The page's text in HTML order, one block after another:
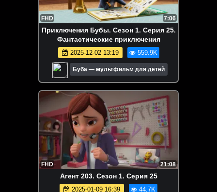
FHD 7:06
Приключения Бубы. Сезон 1. Серия 25.
Фантастические приключения
2025-12-02 13:19 559.9K
Буба — мультфильм для детей
FHD 21:08
Агент 203. Сезон 1. Серия 25
2025-01-09 16:39 44.7K